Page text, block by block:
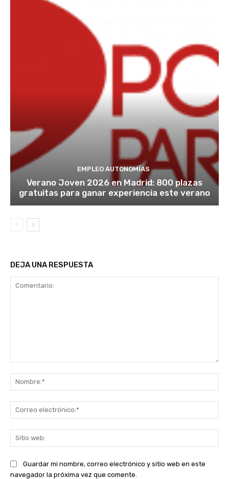
EMPLEO AUTONOMÍAS
Verano Joven 2026 en Madrid: 800 plazas
gratuitas para ganar experiencia este verano
DEJA UNA RESPUESTA
Guardar mi nombre, correo electrónico y sitio web en este
navegador la próxima vez que comente.